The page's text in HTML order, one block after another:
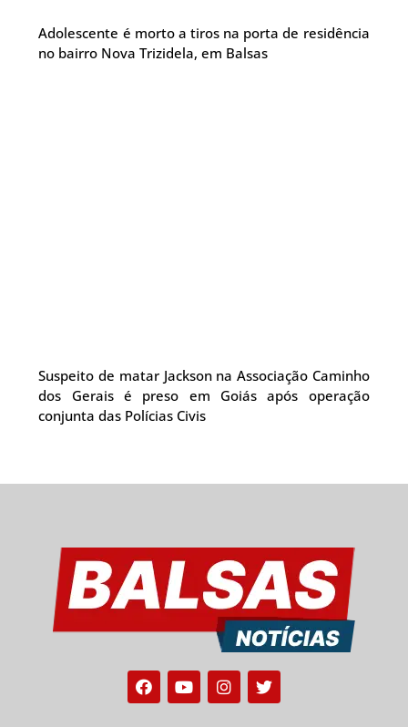
Adolescente é morto a tiros na porta de residência
no bairro Nova Trizidela, em Balsas
Suspeito de matar Jackson na Associação Caminho
dos Gerais é preso em Goiás após operação
conjunta das Polícias Civis
Facebook
YoutubeInstagram
Twitter